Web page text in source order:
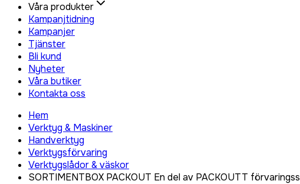
Våra produkter
Kampanjtidning
Kampanjer
Tjänster
Bli kund
Nyheter
Våra butiker
Kontakta oss
Hem
Verktyg & Maskiner
Handverktyg
Verktygsförvaring
Verktygslådor & väskor
SORTIMENTBOX PACKOUT En del av PACKOUTT förvaringss